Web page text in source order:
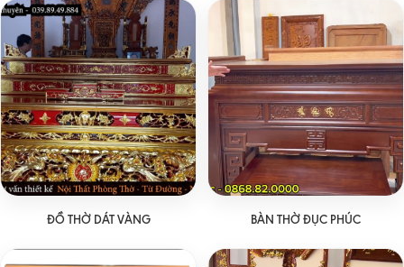
ĐỒ THỜ DÁT VÀNG BÀN THỜ ĐỤC PHÚC